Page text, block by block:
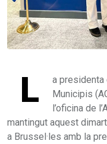
L
a presidenta
Municipis
l’oficina de
mantingut aquest
a Brussel·les amb la